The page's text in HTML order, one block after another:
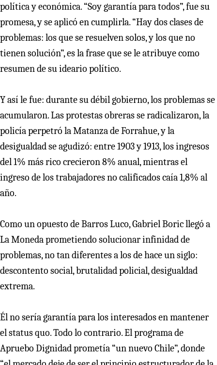
política y económica. “Soy garantía para todos”, fue su
promesa, y se aplicó en cumplirla. “Hay dos clases de
problemas: los que se resuelven solos, y los que no
tienen solución”, es la frase que se le atribuye como
resumen de su ideario político.
Y así le fue: durante su débil gobierno, los problemas se
acumularon. Las protestas obreras se radicalizaron, la
policía perpetró la Matanza de Forrahue, y la
desigualdad se agudizó: entre 1903 y 1913, los ingresos
del 1% más rico crecieron 8% anual, mientras el
ingreso de los trabajadores no calificados caía 1,8% al
año.
Como un opuesto de Barros Luco, Gabriel Boric llegó a
La Moneda prometiendo solucionar infinidad de
problemas, no tan diferentes a los de hace un siglo:
descontento social, brutalidad policial, desigualdad
extrema.
Él no sería garantía para los interesados en mantener
el status quo. Todo lo contrario. El programa de
Apruebo Dignidad prometía “un nuevo Chile”, donde